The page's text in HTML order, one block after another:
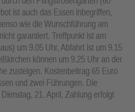
ist auch das Essen inbegriffen,
wie die Wunschführung am
garantiert. Treffpunkt ist am
um 9.05 Uhr, Abfahrt ist um 9.15
können um 9.25 Uhr an der
zusteigen. Kostenbeitrag 65 Euro
und zwei Führungen. Die
21. April, Zahlung erfolgt